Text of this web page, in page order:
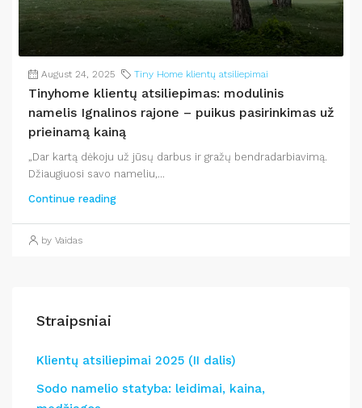
August 24, 2025 Tiny Home klientų atsiliepimai
Tinyhome klientų atsiliepimas: modulinis
namelis Ignalinos rajone – puikus pasirinkimas už
prieinamą kainą
„Dar kartą dėkoju už jūsų darbus ir gražų bendradarbiavimą.
Džiaugiuosi savo nameliu,...
Continue reading
by Vaidas
Straipsniai
Klientų atsiliepimai 2025 (II dalis)
Sodo namelio statyba: leidimai, kaina,